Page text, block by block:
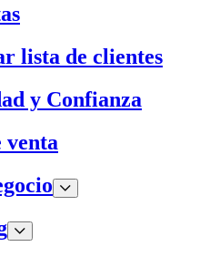
lista de clientes
y Confianza
venta